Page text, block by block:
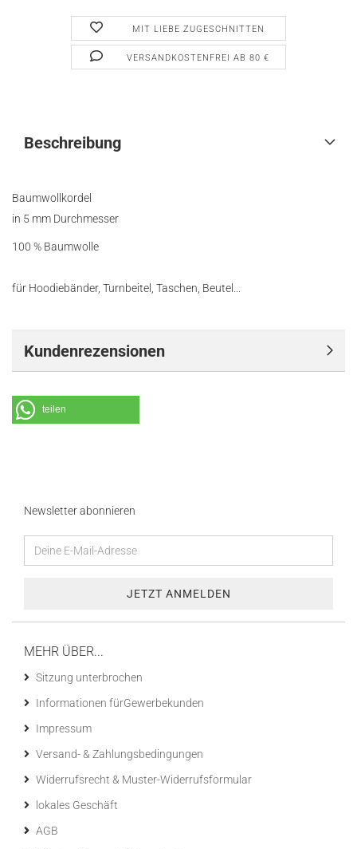
MIT LIEBE ZUGESCHNITTEN
VERSANDKOSTENFREI AB 80 €
Beschreibung
Baumwollkordel
in 5 mm Durchmesser
100 % Baumwolle
für Hoodiebänder, Turnbeitel, Taschen, Beutel...
Kundenrezensionen
teilen
Newsletter abonnieren
MEHR ÜBER...
Sitzung unterbrochen
Informationen fürGewerbekunden
Impressum
Versand- & Zahlungsbedingungen
Widerrufsrecht & Muster-Widerrufsformular
lokales Geschäft
AGB